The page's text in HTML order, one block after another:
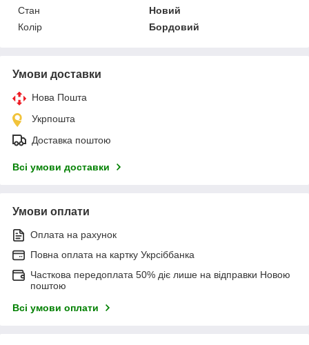
Стан
Новий
Колір
Бордовий
Умови доставки
Нова Пошта
Укрпошта
Доставка поштою
Всі умови доставки
Умови оплати
Оплата на рахунок
Повна оплата на картку Укрсіббанка
Часткова передоплата 50% діє лише на відправки Новою
поштою
Всі умови оплати